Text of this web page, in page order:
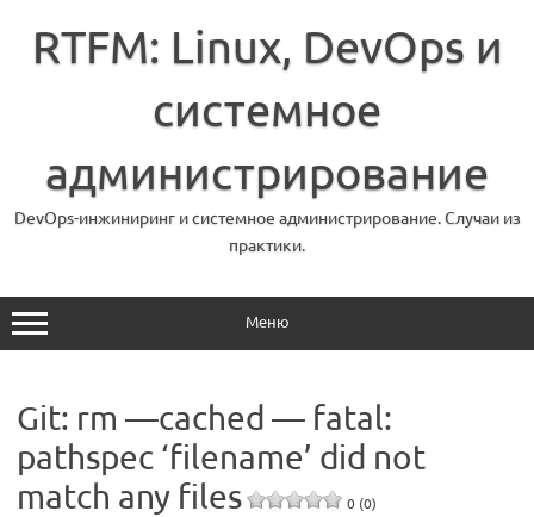
содержимому
RTFM: Linux, DevOps и
системное
администрирование
DevOps-инжиниринг и системное администрирование. Случаи из
практики.
Меню
Git: rm —cached — fatal:
pathspec ‘filename’ did not
match any files
0 (0)